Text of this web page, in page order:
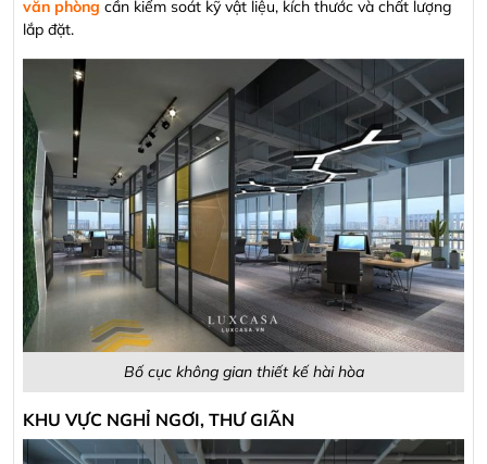
văn phòng cần kiểm soát kỹ vật liệu, kích thước và chất lượng
lắp đặt.
Bố cục không gian thiết kế hài hòa
KHU VỰC NGHỈ NGƠI, THƯ GIÃN